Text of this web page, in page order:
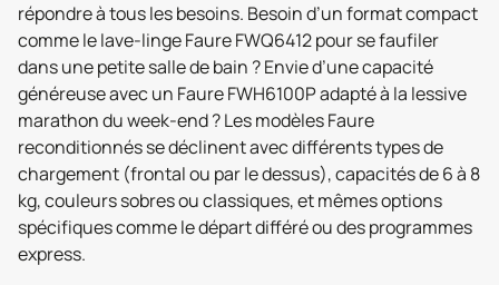
répondre à tous les besoins. Besoin d’un format compact
comme le lave-linge Faure FWQ6412 pour se faufiler
dans une petite salle de bain ? Envie d’une capacité
généreuse avec un Faure FWH6100P adapté à la lessive
marathon du week-end ? Les modèles Faure
reconditionnés se déclinent avec différents types de
chargement (frontal ou par le dessus), capacités de 6 à 8
kg, couleurs sobres ou classiques, et mêmes options
spécifiques comme le départ différé ou des programmes
express.